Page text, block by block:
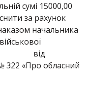
сумі 15000,00
за рахунок
начальника
від
322 «Про обласний